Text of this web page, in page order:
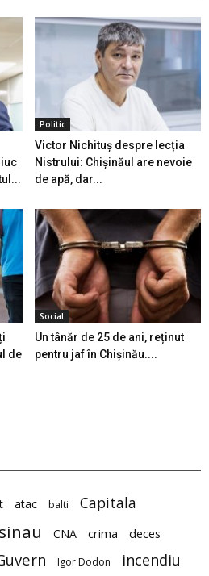
Politic
Victor Nichituș despre lecția
Nistrului: Chișinăul are nevoie
de apă, dar...
de
Social
Un tânăr de 25 de ani, reținut
pentru jaf în Chișinău....
atac balti Capitala
CNA crima deces
Igor Dodon incendiu